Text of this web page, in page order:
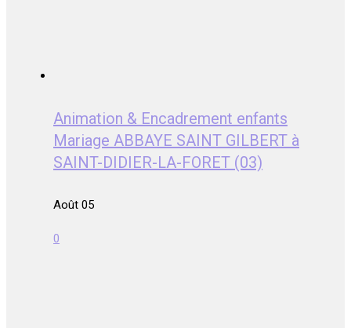
Animation & Encadrement enfants
Mariage ABBAYE SAINT GILBERT à
SAINT-DIDIER-LA-FORET (03)
Août 05
0